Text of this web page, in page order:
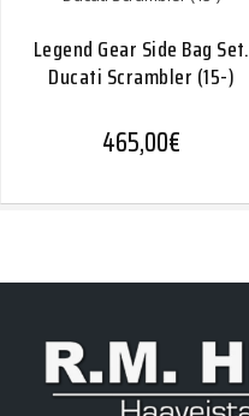
Legend Gear Side Bag Set.
Ducati Scrambler (15-)
465,00€